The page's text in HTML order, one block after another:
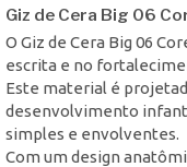
Giz de Cera Big 06
O Giz de Cera Big 06
escrita e no
Este material é
desenvolvimento
simples e envolventes.
Com um design